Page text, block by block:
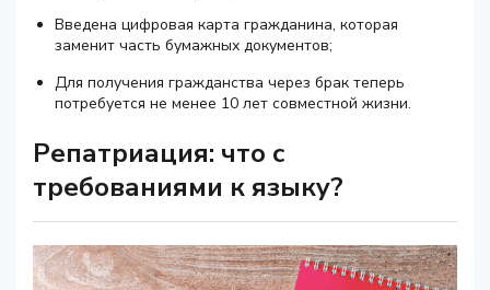
Введена цифровая карта гражданина, которая
заменит часть бумажных документов;
Для получения гражданства через брак теперь
потребуется не менее 10 лет совместной жизни.
Репатриация: что с
требованиями к языку?